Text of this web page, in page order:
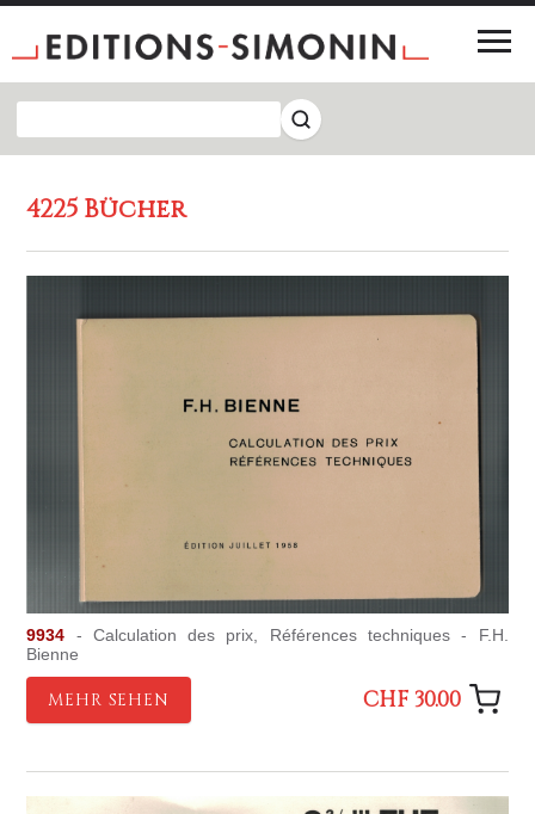
4225 Bücher
9934 - Calculation des prix, Références techniques - F.H.
Bienne
MEHR SEHEN CHF 30.00